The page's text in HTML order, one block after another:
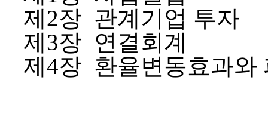
제2장 관계기업 투자
제3장 연결회계
제4장 환율변동효과와